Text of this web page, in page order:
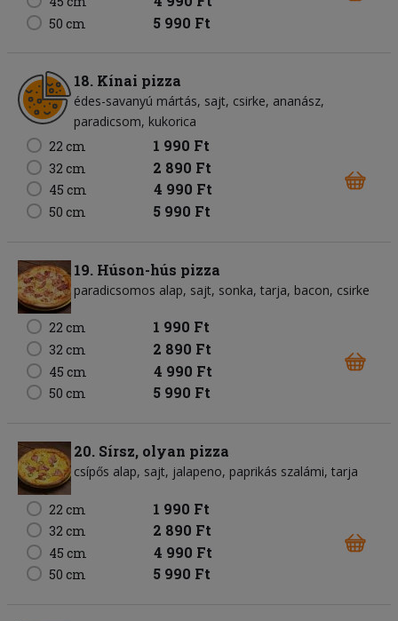
50 cm 5 990 Ft
18. Kínai pizza
édes-savanyú mártás sajt csirke ananász
paradicsom kukorica
22 cm
1 990 Ft
32 cm 2 890 Ft
45 cm 4 990 Ft
50 cm 5 990 Ft
19. Húson-hús pizza
paradicsomos alap sajt sonka tarja bacon csirke
22 cm 1 990 Ft
32 cm 2 890 Ft
45 cm 4 990 Ft
50 cm 5 990 Ft
20. Sírsz, olyan pizza
csípős alap sajt jalapeno paprikás szalámi tarja
22 cm 1 990 Ft
32 cm 2 890 Ft
45 cm 4 990 Ft
50 cm 5 990 Ft